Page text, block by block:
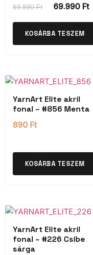
89.990Ft 69.990 Ft
KOSÁRBA TESZEM
YarnArt Elite akril
fonal – #856 Menta
890 Ft
KOSÁRBA TESZEM
YarnArt Elite akril
fonal – #226 Csibe
sárga